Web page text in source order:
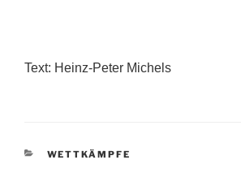
Text: Heinz-Peter Michels
KATEGORIEN
WETTKÄMPFE